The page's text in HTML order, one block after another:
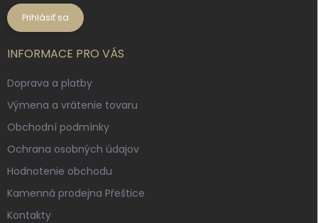
Prihlásiť sa
INFORMACE PRO VÁS
Doprava a platby
Výmena a vrátenie tovaru
Obchodní podmínky
Ochrana osobných údajov
Hodnotenie obchodu
Kamenná prodejna Přeštice
Kontakty